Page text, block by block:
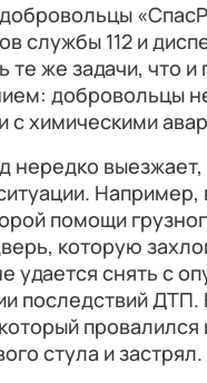
службы 112 и
те же задачи, что
добровольцы
с химическими
нередко
Например,
помощи
которую
удается снять с
последствий
стула и